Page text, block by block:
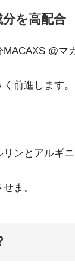
を高配合
@マ
前進します。
ンとアルギニ
ま。